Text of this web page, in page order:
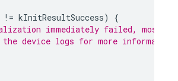
!= kInitResultSuccess)
{
immediately failed, most
the device logs for more